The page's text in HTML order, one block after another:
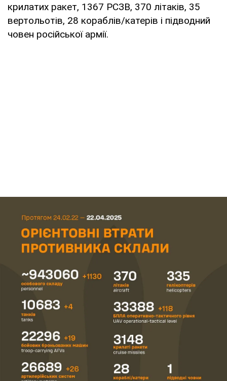
крилатих ракет, 1367 РСЗВ, 370 літаків, 35
вертольотів, 28 кораблів/катерів і підводний
човен російської армії.